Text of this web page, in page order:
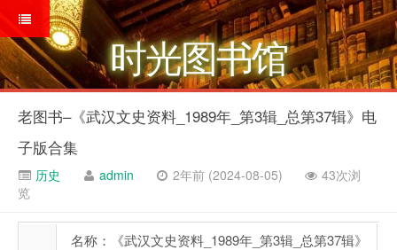
时光图书馆
老图书–《武汉文史资料_1989年_第3辑_总第37辑》电
子版合集
历史 admin 2年前 (2024-08-05)
43次浏
览
名称：《武汉文史资料_1989年_第3辑_总第37辑》